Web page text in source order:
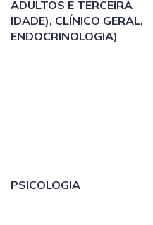
ADULTOS E TERCEIRA
IDADE), CLÍNICO GERAL,
ENDOCRINOLOGIA)
PSICOLOGIA